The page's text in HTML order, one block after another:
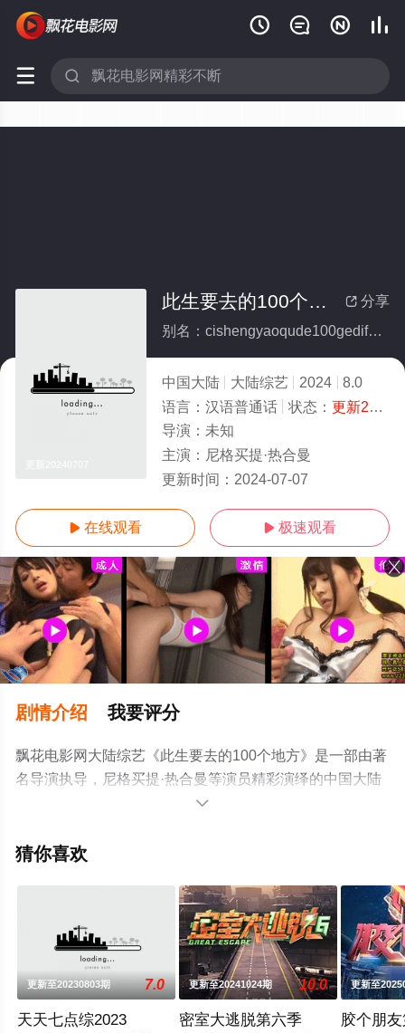
   
 
 分享
此生要去的100个地方
别名：cishengyaoqude100gedifang
中国大陆 大陆综艺 2024
8.0
语言： 汉语普通话 状态： 更新20240707
导演： 未知
主演： 尼格买提·热合曼
更新时间： 2024-07-07
 在线观看  极速观看
剧情介绍 我要评分
飘花电影网大陆综艺《此生要去的100个地方》是一部由著
名导演执导，尼格买提·热合曼等演员精彩演绎的中国大陆
综艺，手机免费在线观看高清未删减完整版综艺节目就上
情网等平台了解。

猜你喜欢
更新至20230803期 7.0
天天七点综2023
更新至20241024期 10.0
密室大逃脱第六季
更新至
胶个朋